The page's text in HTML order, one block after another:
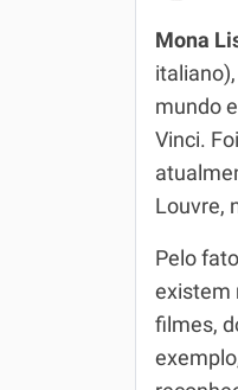
Exercícios ENEM
Simulados ENEM
Simulador SiSU
Biologia
Inglês
Geografia
Física
Todos os
Mona
mundo
Vinci.
Louvre,
Pelo
existem
filmes,